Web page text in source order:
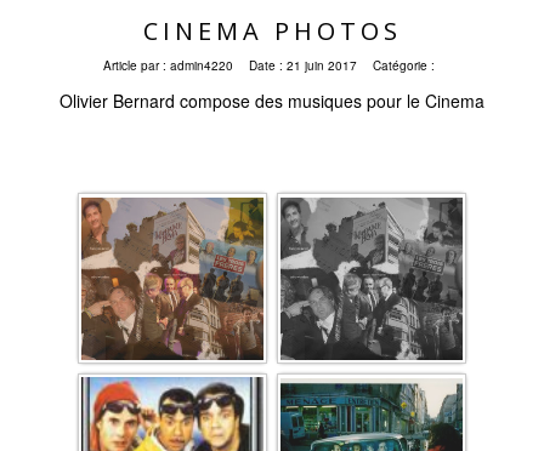
CINEMA PHOTOS
Article par : admin4220 Date : 21 juin 2017 Catégorie :
Olivier Bernard compose des musiques pour le Cinema